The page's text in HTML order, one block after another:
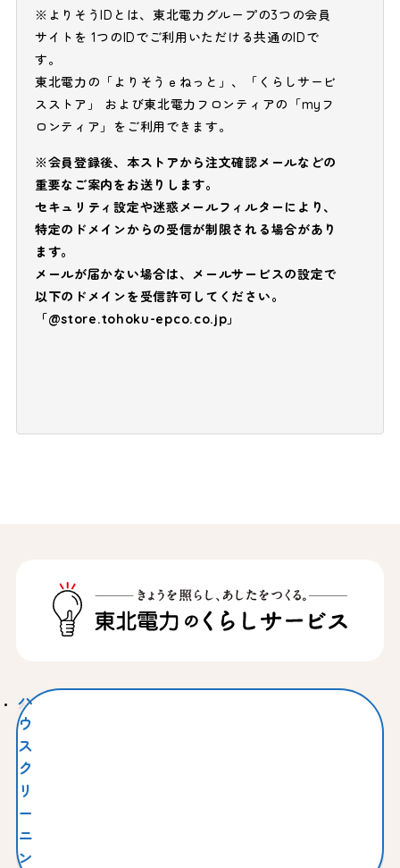
※よりそうIDとは、東北電力グループの3つの会員
サイトを 1つのIDでご利用いただける共通のIDで
す。
東北電力の「よりそうｅねっと」、「くらしサービ
スストア」 および東北電力フロンティアの「myフ
ロンティア」をご利用できます。
※会員登録後、本ストアから注文確認メールなどの
重要なご案内をお送りします。
セキュリティ設定や迷惑メールフィルターにより、
特定のドメインからの受信が制限される場合があり
ます。
メールが届かない場合は、メールサービスの設定で
以下のドメインを受信許可してください。
「@store.tohoku-epco.co.jp」
ハ
ウ
ス
ク
リ
ー
ニ
ン